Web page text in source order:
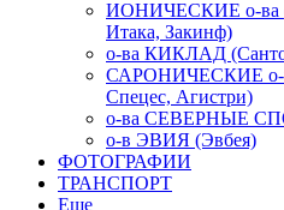
ИОНИЧЕСКИЕ о-ва
Итака, Закинф)
о-ва КИКЛАД
САРОНИЧЕСКИЕ о-
Спецес, Агистри)
о-ва СЕВЕРНЫЕ
о-в ЭВИЯ (Эвбея)
ФОТОГРАФИИ
ТРАНСПОРТ
Еще